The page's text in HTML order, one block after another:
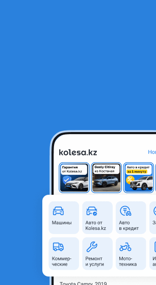
Мотор новый Kia Sorento 2.4 G4KE G4FC G4FG
650 000 ₸
Астана,
область
Новая
Код запчасти